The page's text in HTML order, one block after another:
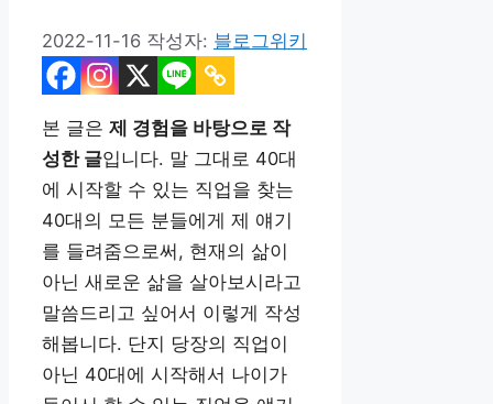
2022-11-16 작성자: 블로그위키
본 글은 제 경험을 바탕으로 작
성한 글입니다. 말 그대로 40대
에 시작할 수 있는 직업을 찾는
40대의 모든 분들에게 제 얘기
를 들려줌으로써, 현재의 삶이
아닌 새로운 삶을 살아보시라고
말씀드리고 싶어서 이렇게 작성
해봅니다. 단지 당장의 직업이
아닌 40대에 시작해서 나이가